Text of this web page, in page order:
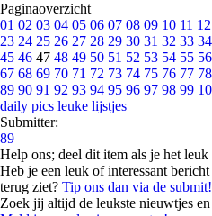
Paginaoverzicht
01 02 03 04 05 06 07 08 09 10 11 12
23 24 25 26 27 28 29 30 31 32 33 34
45 46 47 48 49 50 51 52 53 54 55 56
67 68 69 70 71 72 73 74 75 76 77 78
89 90 91 92 93 94 95 96 97 98 99
daily pics leuke lijstjes
Submitter:
89
Help ons; deel dit item als je het leuk
Heb je een leuk of interessant
terug ziet? Tip ons dan via de submit!
Zoek jij altijd de leukste nieuwtjes